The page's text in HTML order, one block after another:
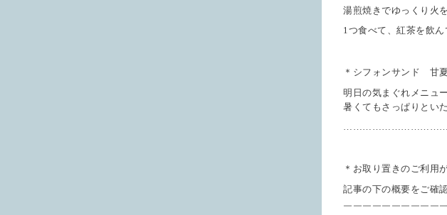
湯煎焼きでゆっくり火
1つ食べて、紅茶を飲
＊シフォンサンド 甘
明日の気まぐれメニュ
暑くてもさっぱりとい
＊お取り置きのご利用
記事の下の概要をご確
￣￣￣￣￣￣￣￣￣￣